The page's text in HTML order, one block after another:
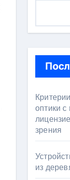
оптики
зрения
из